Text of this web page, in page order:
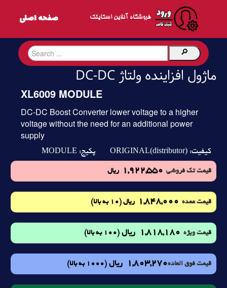
فروشگاه آنلاین اسکایتک
ماژول افزاینده ولتاژ DC-DC
XL6009 MODULE
DC-DC Boost Converter lower voltage to a higher
voltage without the need for an additional power
supply
کیفیت: ORIGINAL(distributor) پکیج: MODULE
قیمت تک فروشی 1,922,550 ریال
قیمت عمده 1,848,000 ریال (10 به بالا)
قیمت ویژه 1,818,180 ریال (100 به بالا)
قیمت فوق العاده1,803,270 ریال (1000 به بالا)